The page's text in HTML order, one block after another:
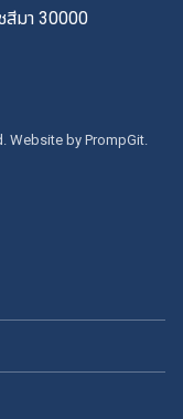
สีมา 30000
Website by PrompGit.